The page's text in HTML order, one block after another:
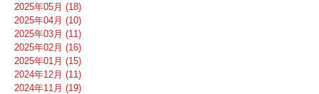
2025年05月 (18)
2025年04月 (10)
2025年03月 (11)
2025年02月 (16)
2025年01月 (15)
2024年12月 (11)
2024年11月 (19)